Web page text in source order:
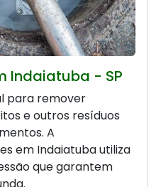
Indaiatuba - SP
para remover
e outros resíduos
A
em Indaiatuba utiliza
que garantem